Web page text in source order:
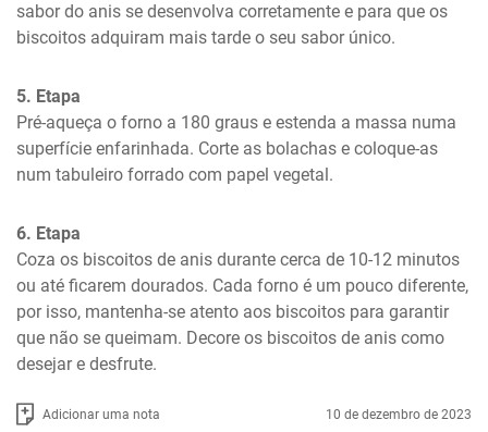
sabor do anis se desenvolva corretamente e para que os
biscoitos adquiram mais tarde o seu sabor único.
5. Etapa
Pré-aqueça o forno a 180 graus e estenda a massa numa
superfície enfarinhada. Corte as bolachas e coloque-as
num tabuleiro forrado com papel vegetal.
6. Etapa
Coza os biscoitos de anis durante cerca de 10-12 minutos
ou até ficarem dourados. Cada forno é um pouco diferente,
por isso, mantenha-se atento aos biscoitos para garantir
que não se queimam. Decore os biscoitos de anis como
desejar e desfrute.
Adicionar uma nota 10 de dezembro de 2023